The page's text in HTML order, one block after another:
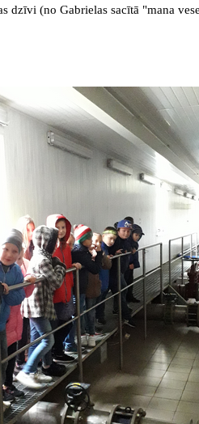
dzīvi (no Gabrielas sacītā "mana